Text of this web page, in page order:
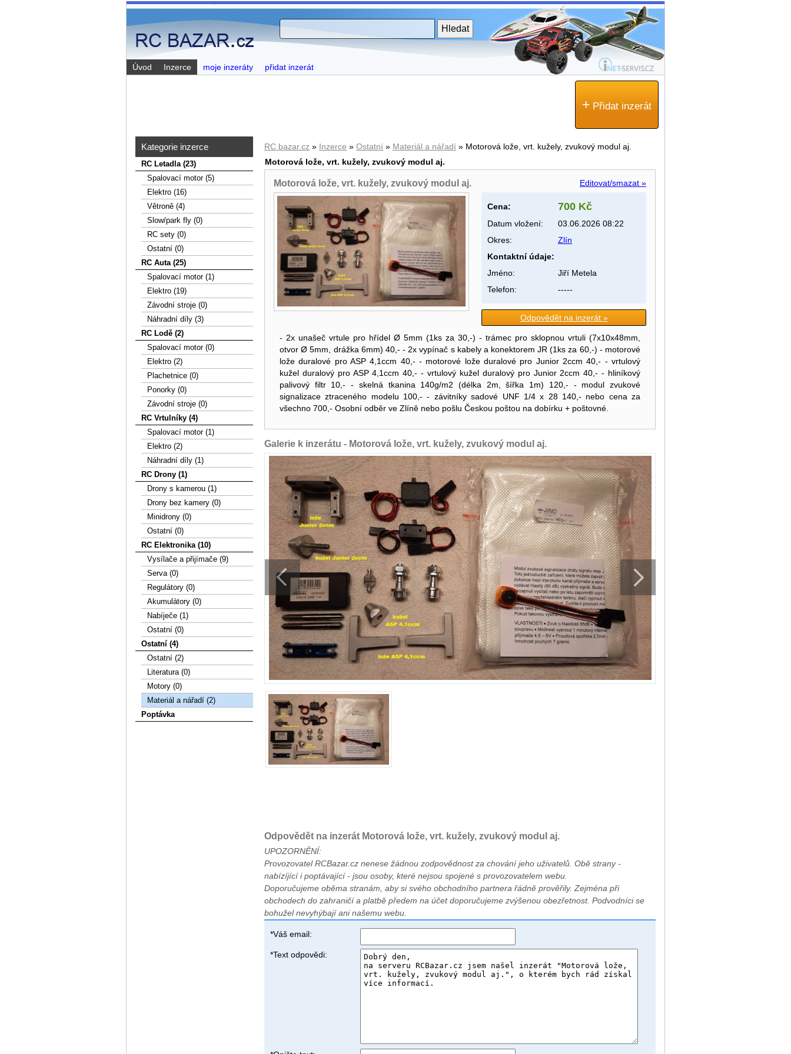
Motorová lože, vrt. kužely, zvukový modul aj.
Editovat/smazat »
Motorová lože, vrt. kužely, zvukový modul aj.
Cena: 700 Kč
Datum vložení:
03.06.2026 08:22
Okres:
Zlín
Kontaktní údaje:
Jméno:
Jiří Metela
Telefon:
-----
Odpovědět na inzerát »
- 2x unašeč vrtule pro hřídel Ø 5mm (1ks za 30,-) - trámec pro sklopnou vrtuli (7x10x48mm,
otvor Ø 5mm, drážka 6mm) 40,- - 2x vypínač s kabely a konektorem JR (1ks za 60,-) - motorové
lože duralové pro ASP 4,1ccm 40,- - motorové lože duralové pro Junior 2ccm 40,- - vrtulový
kužel duralový pro ASP 4,1ccm 40,- - vrtulový kužel duralový pro Junior 2ccm 40,- - hliníkový
palivový filtr 10,- - skelná tkanina 140g/m2 (délka 2m, šířka 1m) 120,- - modul zvukové
signalizace ztraceného modelu 100,- - závitníky sadové UNF 1/4 x 28 140,- nebo cena za
všechno 700,- Osobní odběr ve Zlíně nebo pošlu Českou poštou na dobírku + poštovné.
Galerie k inzerátu - Motorová lože, vrt. kužely, zvukový modul aj.
Odpovědět na inzerát Motorová lože, vrt. kužely, zvukový modul aj.
UPOZORNĚNÍ:
Provozovatel RCBazar.cz nenese žádnou zodpovědnost za chování jeho uživatelů. Obě strany -
nabízíjící i poptávající - jsou osoby, které nejsou spojené s provozovatelem webu.
Doporučujeme oběma stranám, aby si svého obchodního partnera řádně prověřily. Zejména při
obchodech do zahraničí a platbě předem na účet doporučujeme zvýšenou obezřetnost. Podvodníci se
bohužel nevyhýbají ani našemu webu.
*Váš email:
*Text odpovědi:
RC bazar.cz » Inzerce » Ostatní » Materiál a nářadí » Motorová lože, vrt. kužely, zvukový modul aj.
Kategorie inzerce
RC Letadla (23)
Spalovací­ motor (5)
Elektro (16)
Větroně (4)
Slow/park fly (0)
RC sety (0)
Ostatní (0)
RC Auta (25)
Spalovací motor (1)
Elektro (19)
Závodní stroje (0)
Náhradní díly (3)
RC Lodě (2)
Spalovací motor (0)
Elektro (2)
Plachetnice (0)
Ponorky (0)
Závodní stroje (0)
RC Vrtulníky (4)
Spalovací motor (1)
Elektro (2)
Náhradní díly (1)
RC Drony (1)
Drony s kamerou (1)
Drony bez kamery (0)
Minidrony (0)
Ostatní (0)
RC Elektronika (10)
Vysílače a přijímače (9)
Serva (0)
Regulátory (0)
Akumulátory (0)
Nabíječe (1)
Ostatní (0)
Ostatní (4)
Ostatní (2)
Literatura (0)
Motory (0)
Materiál a nářadí (2)
Poptávka
Úvod Inzerce moje inzeráty přidat inzerát
+ Přidat inzerát